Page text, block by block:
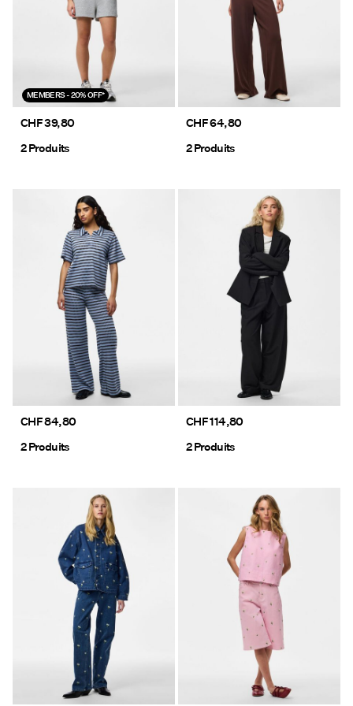
MEMBERS - 20% OFF*
CHF 39,80
2 Produits
CHF 64,80
2 Produits
CHF 84,80
2 Produits
CHF 114,80
2 Produits